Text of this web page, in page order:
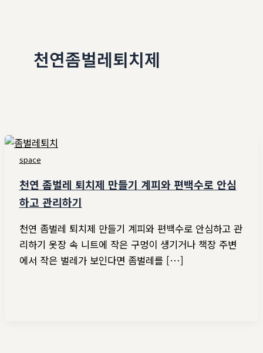
천연좀벌레퇴치제
space
천연 좀벌레 퇴치제 만들기 계피와 편백수로 안심
하고 관리하기
천연 좀벌레 퇴치제 만들기 계피와 편백수로 안심하고 관
리하기 옷장 속 니트에 작은 구멍이 생기거나 책장 주변
에서 작은 벌레가 보인다면 좀벌레를 […]